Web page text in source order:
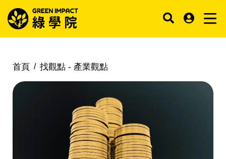
首頁 找觀點 - 產業觀點